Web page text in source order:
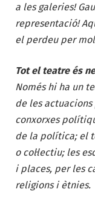
a les galeries!
representació!
el perdeu per
Tot el teatre és
Només hi ha un
de les
conxorxes
de la política; el
o col·lectiu; les
i places, per les
religions i ètnies.